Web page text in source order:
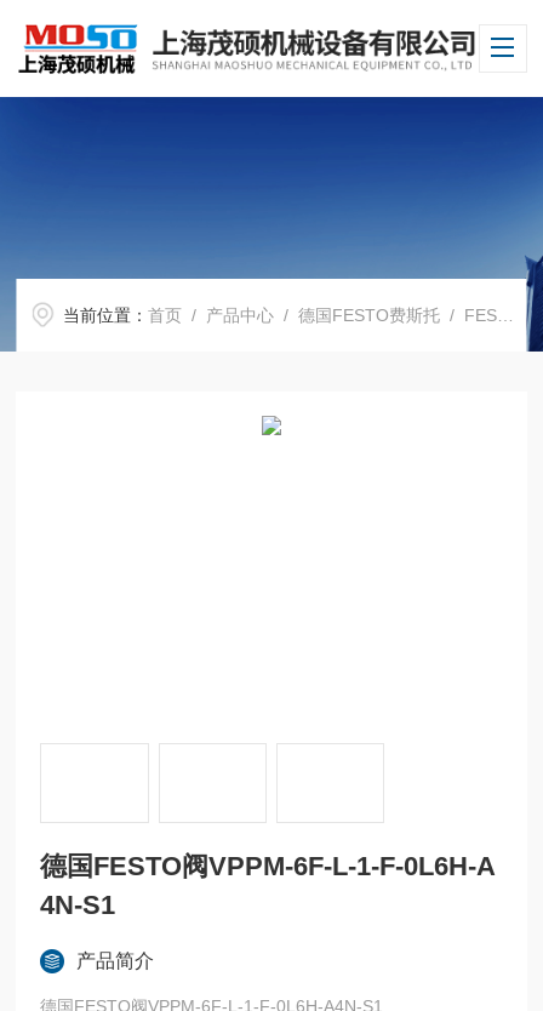
当前位置：首页 / 产品中心 /德国FESTO费斯托 / FESTO电磁阀
德国FESTO阀VPPM-6F-L-1-F-0L6H-A
4N-S1
产品简介
德国FESTO阀VPPM-6F-L-1-F-0L6H-A4N-S1